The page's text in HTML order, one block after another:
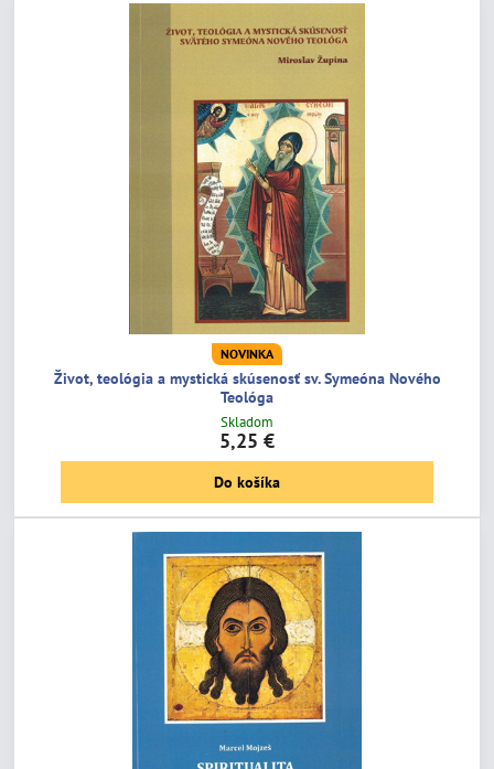
NOVINKA
Život, teológia a mystická skúsenosť sv. Symeóna Nového
Teológa
Skladom
5,25 €
Do košíka